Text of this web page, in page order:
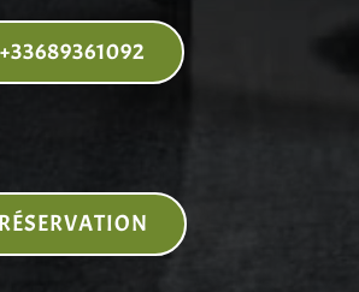
+33689361092
RÉSERVATION